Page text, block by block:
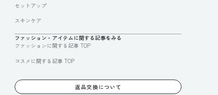
セットアップ
スキンケア
ファッション・アイテムに関する記事をみる
ファッションに関する記事 TOP
コスメに関する記事 TOP
返品交換について